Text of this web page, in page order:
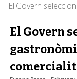
El Govern
El Govern